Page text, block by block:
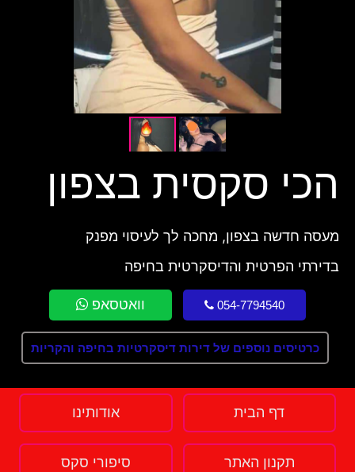
הכי סקסית בצפון
מעסה חדשה בצפון, מחכה לך לעיסוי מפנק
בדירתי הפרטית והדיסקרטית בחיפה
054-7794540 וואטסאפ
כרטיסים נוספים של דירות דיסקרטיות בחיפה והקריות
דף הבית אודותינו
תקנון האתר סיפורי סקס